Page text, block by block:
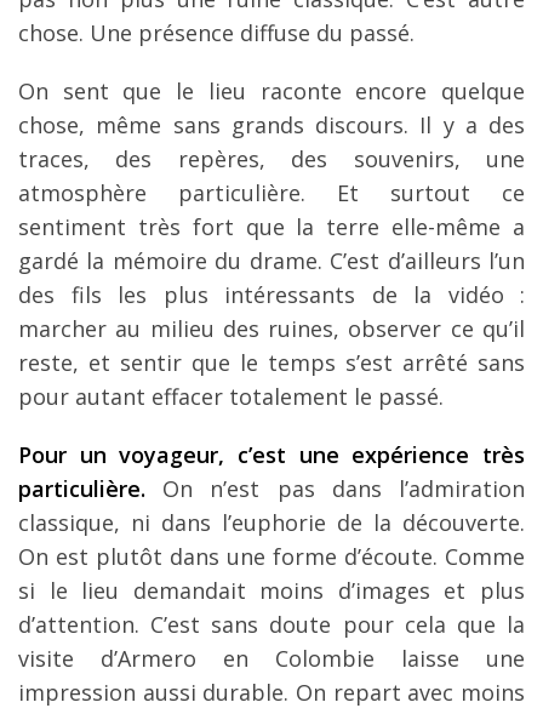
chose. Une présence diffuse du passé.
On sent que le lieu raconte encore quelque
chose, même sans grands discours. Il y a des
traces, des repères, des souvenirs, une
atmosphère particulière. Et surtout ce
sentiment très fort que la terre elle-même a
gardé la mémoire du drame. C’est d’ailleurs l’un
des fils les plus intéressants de la vidéo :
marcher au milieu des ruines, observer ce qu’il
reste, et sentir que le temps s’est arrêté sans
pour autant effacer totalement le passé.
Pour un voyageur, c’est une expérience très
particulière. On n’est pas dans l’admiration
classique, ni dans l’euphorie de la découverte.
On est plutôt dans une forme d’écoute. Comme
si le lieu demandait moins d’images et plus
d’attention. C’est sans doute pour cela que la
visite d’Armero en Colombie laisse une
impression aussi durable. On repart avec moins